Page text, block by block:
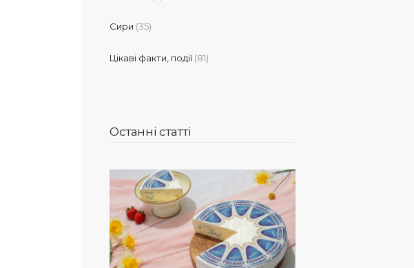
Сири (35)
Цікаві факти, події (81)
Останні статті